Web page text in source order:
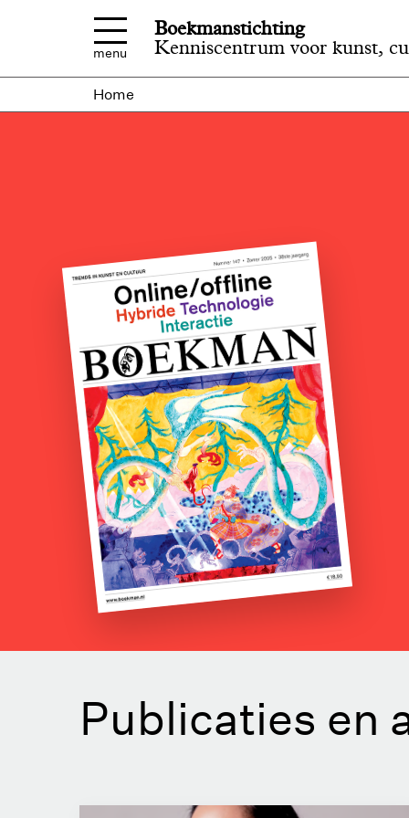
menu
Boekmanstichting
Kenniscentrum voor kunst,
Home
Bekijk
artikelen,
bestel
het
nu
m
mer
of
word
abonnee!
Publicaties en